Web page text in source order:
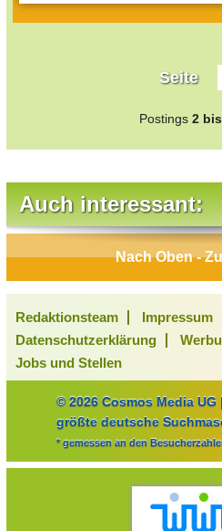
Seite
Postings 2
Auch interessant:
Nach Oben -
Redaktionsteam Impressum
Datenschutzerklärung
Jobs und Stellen
© 2026 Cosmos Media
größte deutsche
* gemessen an den